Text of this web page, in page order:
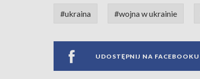
#ukraina #wojna w ukrainie
UDOSTĘPNIJ NA FACEBOOKU